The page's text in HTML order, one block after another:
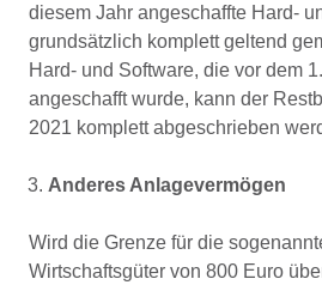
diesem Jahr angeschaffte Hard-
grundsätzlich komplett geltend
Hard- und Software, die vor dem
angeschafft wurde, kann der
2021 komplett abgeschrieben
Anderes Anlagevermögen
Wird die Grenze für die
Wirtschaftsgüter von 800 Euro